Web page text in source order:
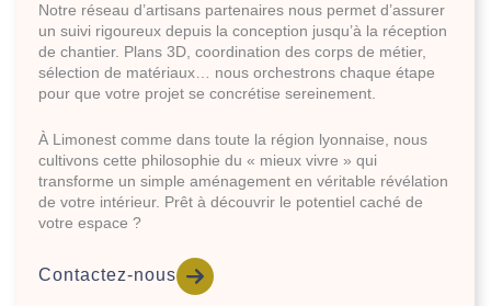
Notre réseau d’artisans partenaires nous permet d’assurer
un suivi rigoureux depuis la conception jusqu’à la réception
de chantier. Plans 3D, coordination des corps de métier,
sélection de matériaux… nous orchestrons chaque étape
pour que votre projet se concrétise sereinement.
À Limonest comme dans toute la région lyonnaise, nous
cultivons cette philosophie du « mieux vivre » qui
transforme un simple aménagement en véritable révélation
de votre intérieur. Prêt à découvrir le potentiel caché de
votre espace ?
Contactez-nous